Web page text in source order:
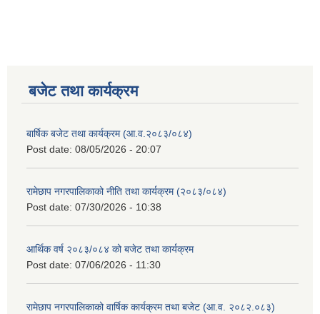
बजेट तथा कार्यक्रम
बार्षिक बजेट तथा कार्यक्रम (आ.व.२०८३/०८४)
Post date: 08/05/2026 - 20:07
रामेछाप नगरपालिकाको नीति तथा कार्यक्रम (२०८३/०८४)
Post date: 07/30/2026 - 10:38
आर्थिक वर्ष २०८३/०८४ को बजेट तथा कार्यक्रम
Post date: 07/06/2026 - 11:30
रामेछाप नगरपालिकाको वार्षिक कार्यक्रम तथा बजेट (आ.व. २०८२.०८३)